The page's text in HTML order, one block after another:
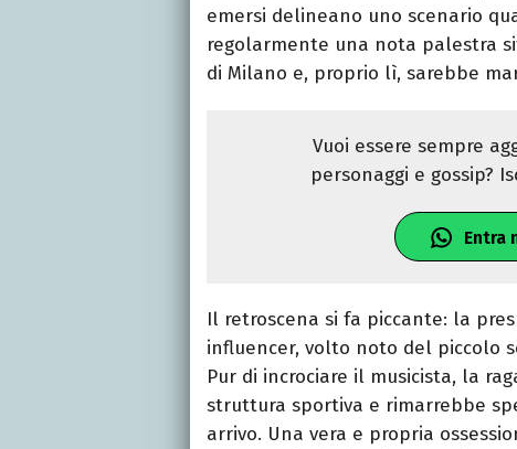
emersi delineano uno scenario
regolarmente una nota palestra
di Milano e, proprio lì, sarebbe
Vuoi essere sempre
personaggi e gossip?
Entra
Il retroscena si fa piccante: la
influencer, volto noto del piccolo
Pur di incrociare il musicista, la
struttura sportiva e rimarrebbe
arrivo. Una vera e propria